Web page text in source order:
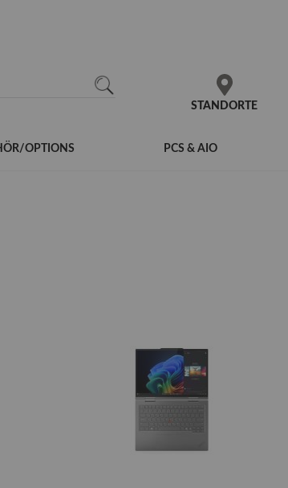
STANDORTE
OPTIONS PCS & AIO